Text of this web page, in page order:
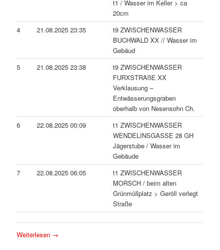
t1 / Wasser im Keller > ca
20cm
4
21.08.2025 23:35
t9 ZWISCHENWASSER
BUCHWALD XX // Wasser im
Gebäud
5
21.08.2025 23:38
t9 ZWISCHENWASSER
FURXSTRAßE XX
Verklausung –
Entwässerungsgraben
oberhalb von Nesensohn Ch.
6
22.08.2025 00:09
t1 ZWISCHENWASSER
WENDELINSGASSE 28 GH
Jägerstube / Wasser im
Gebäude
7
22.08.2025 06:05
t1 ZWISCHENWASSER
MORSCH / beim alten
Grünmüllplatz > Geröll verlegt
Straße
Weiterlesen →